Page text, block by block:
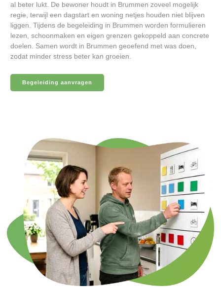
al beter lukt. De bewoner houdt in Brummen zoveel mogelijk
regie, terwijl een dagstart en woning netjes houden niet blijven
liggen. Tijdens de begeleiding in Brummen worden formulieren
lezen, schoonmaken en eigen grenzen gekoppeld aan concrete
doelen. Samen wordt in Brummen geoefend met was doen,
zodat minder stress beter kan groeien.
Begeleiding aanvragen